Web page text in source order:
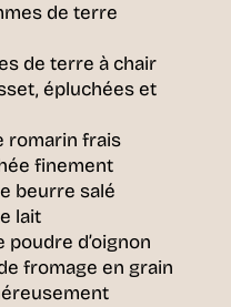
de terre
de terre à chair
épluchées et
romarin frais
finement
beurre salé
lait
poudre d’oignon
fromage en grain